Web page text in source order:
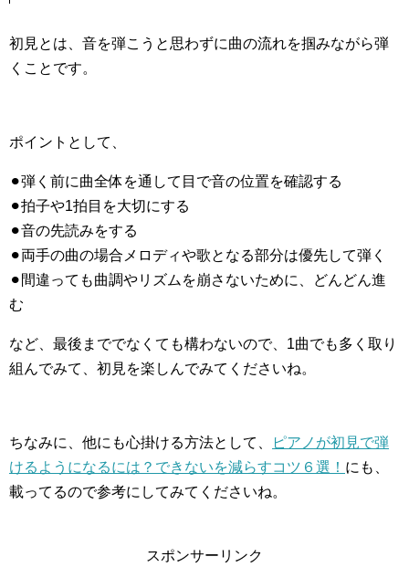
初見とは、音を弾こうと思わずに曲の流れを掴みながら弾
くことです。
ポイントとして、
⚫︎弾く前に曲全体を通して目で音の位置を確認する
⚫︎拍子や1拍目を大切にする
⚫︎音の先読みをする
⚫︎両手の曲の場合メロディや歌となる部分は優先して弾く
⚫︎間違っても曲調やリズムを崩さないために、どんどん進
む
など、最後まででなくても構わないので、1曲でも多く取り
組んでみて、初見を楽しんでみてくださいね。
ちなみに、他にも心掛ける方法として、
ピアノが初見で弾
けるようになるには？できないを減らすコツ６選！ にも、
載ってるので参考にしてみてくださいね。
スポンサーリンク